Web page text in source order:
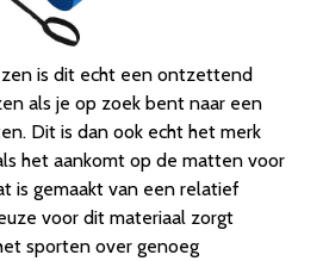
is dit echt een ontzettend
als je op zoek bent naar een
Dit is dan ook echt het merk
het aankomt op de matten voor
is gemaakt van een relatief
voor dit materiaal zorgt
sporten over genoeg